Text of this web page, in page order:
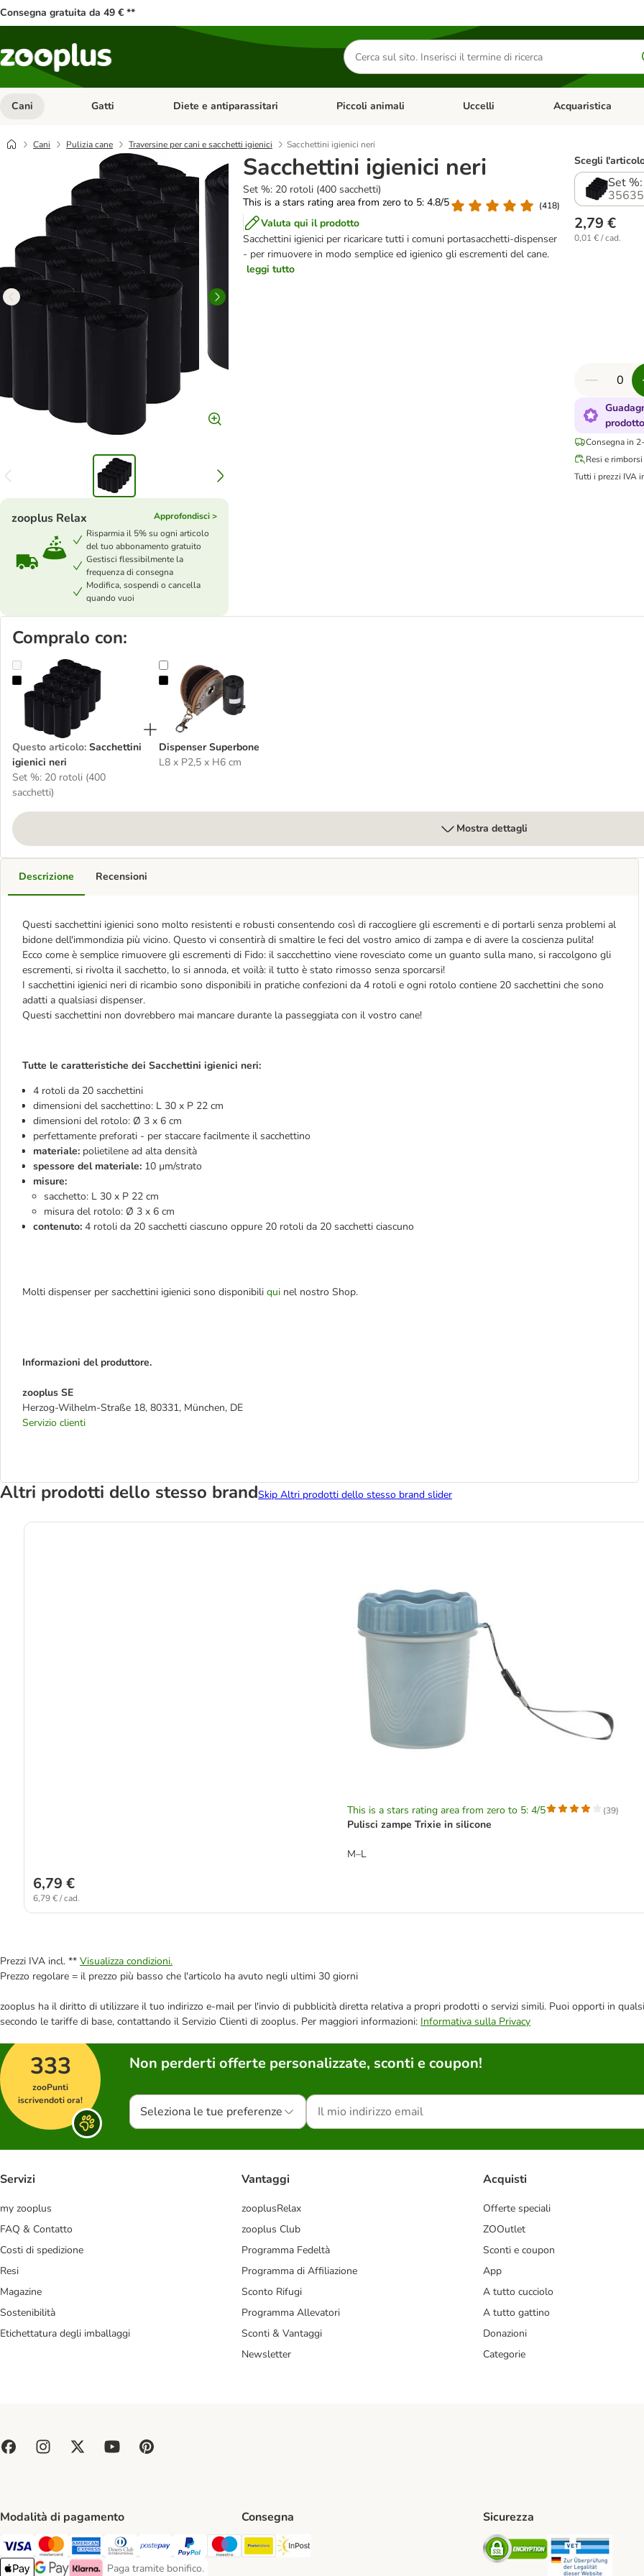
Consegna gratuita da 49 € **
Cerca
prodotti
Cani Apri Menu Categoria: Cani
Gatti Apri Menu Categoria: Gatti
Diete e antiparassitari Apri Menu Categoria: Diete e antiparassitari
Piccoli animali Apri Menu Categoria: Piccoli animali
Uccelli Apri Menu Categoria:
Acquaristica
Cani Pulizia cane Traversine per cani e sacchetti igienici Sacchettini igienici neri
Sacchettini igienici neri
Set %: 20 rotoli (400 sacchetti)
This is a stars rating area from zero to 5: 4.8/5
(418)
Valuta qui il prodotto
Sacchettini igienici per ricaricare tutti i comuni portasacchetti-dispenser
- per rimuovere in modo semplice ed igienico gli escrementi del cane.
leggi tutto
zooplus Relax
Approfondisci >
Risparmia il 5% su ogni articolo
del tuo abbonamento gratuito
Gestisci flessibilmente la
frequenza di consegna
Modifica, sospendi o cancella
quando vuoi
Scegli
Set
2,79 €
0,01 € / cad.
prodotto
Consegna in
Resi e rimborsi
Tutti i prezzi IVA
Compralo con:
Sacchettini igienici neri
Questo articolo: Sacchettini
igienici neri
Set %: 20 rotoli (400
sacchetti)
Dispenser Superbone
Dispenser Superbone
L8 x P2,5 x H6 cm
Mostra dettagli
Descrizione
Questi sacchettini igienici sono molto resistenti e robusti consentendo così di raccogliere gli escrementi e di portarli senza problemi al
bidone dell'immondizia più vicino. Questo vi consentirà di smaltire le feci del vostro amico di zampa e di avere la coscienza pulita!
Ecco come è semplice rimuovere gli escrementi di Fido: il saccchettino viene rovesciato come un guanto sulla mano, si raccolgono gli
escrementi, si rivolta il sacchetto, lo si annoda, et voilà: il tutto è stato rimosso senza sporcarsi!
I sacchettini igienici neri di ricambio sono disponibili in pratiche confezioni da 4 rotoli e ogni rotolo contiene 20 sacchettini che sono
adatti a qualsiasi dispenser.
Questi sacchettini non dovrebbero mai mancare durante la passeggiata con il vostro cane!
Tutte le caratteristiche dei Sacchettini igienici neri:
4 rotoli da 20 sacchettini
dimensioni del sacchettino: L 30 x P 22 cm
dimensioni del rotolo: Ø 3 x 6 cm
perfettamente preforati - per staccare facilmente il sacchettino
materiale: polietilene ad alta densità
spessore del materiale: 10 µm/strato
misure:
sacchetto: L 30 x P 22 cm
misura del rotolo: Ø 3 x 6 cm
contenuto: 4 rotoli da 20 sacchetti ciascuno oppure 20 rotoli da 20 sacchetti ciascuno
Molti dispenser per sacchettini igienici sono disponibili qui nel nostro Shop.
Informazioni del produttore.
zooplus SE
Herzog-Wilhelm-Straße 18, 80331, München, DE
Servizio clienti
Recensioni
Altri prodotti dello stesso brandSkip Altri prodotti dello stesso brand slider
This is a stars rating area from zero to 5: 4/5 (39)
Pulisci zampe Trixie in silicone
M–L
6,79 €
6,79 € / cad.
Prezzi IVA incl. ** Visualizza condizioni.
Prezzo regolare = il prezzo più basso che l'articolo ha avuto negli ultimi 30 giorni
zooplus ha il diritto di utilizzare il tuo indirizzo e-mail per l'invio di pubblicità diretta relativa a propri prodotti o servizi simili. Puoi opporti in
secondo le tariffe di base, contattando il Servizio Clienti di zooplus. Per maggiori informazioni: Informativa sulla Privacy
333
zooPunti
iscrivendoti ora!
Non perderti offerte personalizzate, sconti e coupon!
Seleziona le tue preferenze
Servizi
my zooplus
FAQ & Contatto
Costi di spedizione
Resi
Magazine
Sostenibilità
Etichettatura degli imballaggi
Vantaggi
zooplusRelax
zooplus Club
Programma Fedeltà
Programma di Affiliazione
Sconto Rifugi
Programma Allevatori
Sconti & Vantaggi
Newsletter
Acquisti
Offerte speciali
ZOOutlet
Sconti e coupon
App
A tutto cucciolo
A tutto gattino
Donazioni
Categorie
Modalità di pagamento
Paga con Visa. Payment Method
Paga con Mastercard. Payment Method
Paga con American Express. Payment Method
Paga con Diners Club. Payment Method
Paga con Postepay. Payment Method
Paga con PayPal. Payment Method
Paga con Maestro. Payment Method
Paga tramite bonifico.
Consegna
Poste Italiane. Shipping Method
Sicurezza
Security